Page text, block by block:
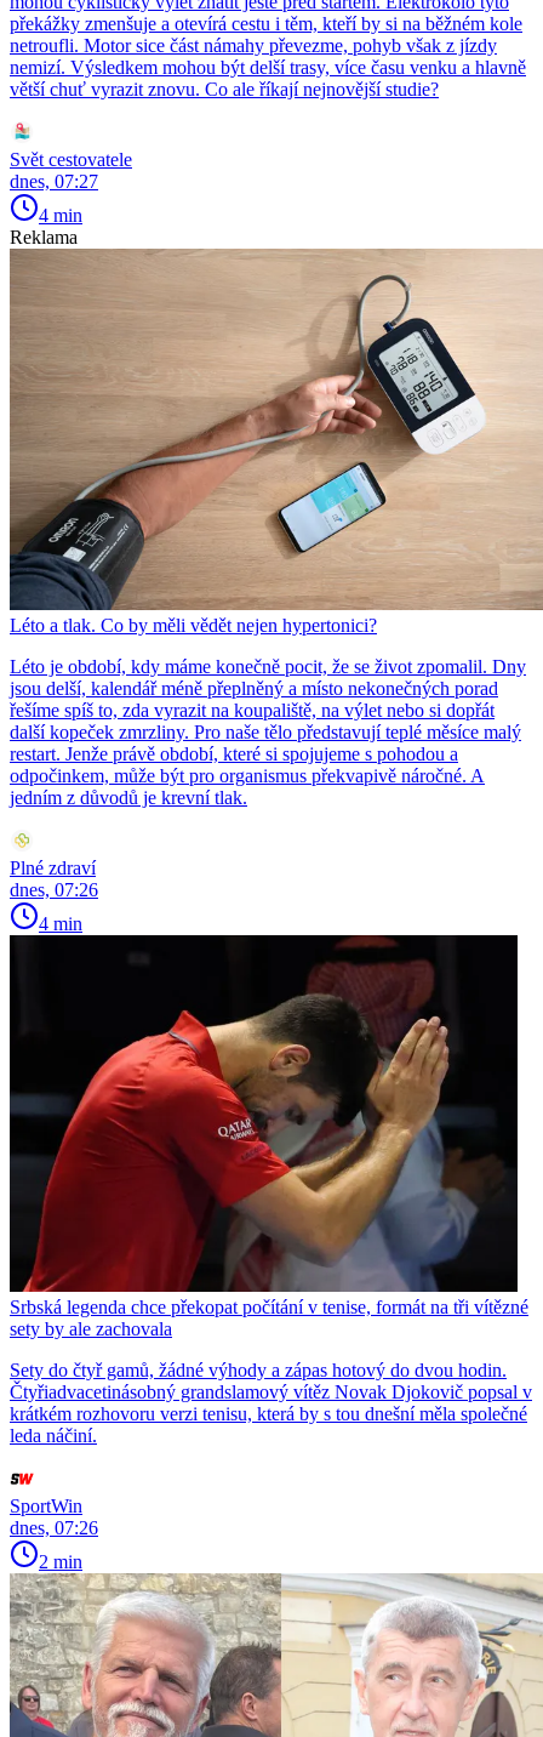
překážky zmenšuje a otevírá cestu i těm, kteří by si na běžném kole
netroufli. Motor sice část námahy převezme, pohyb však z jízdy
nemizí. Výsledkem mohou být delší trasy, více času venku a hlavně
větší chuť vyrazit znovu. Co ale říkají nejnovější studie?
Svět cestovatele
dnes, 07:27
4 min
Reklama
Léto a tlak. Co by měli vědět nejen hypertonici?
Léto je období, kdy máme konečně pocit, že se život zpomalil. Dny
jsou delší, kalendář méně přeplněný a místo nekonečných porad
řešíme spíš to, zda vyrazit na koupaliště, na výlet nebo si dopřát
další kopeček zmrzliny. Pro naše tělo představují teplé měsíce malý
restart. Jenže právě období, které si spojujeme s pohodou a
odpočinkem, může být pro organismus překvapivě náročné. A
jedním z důvodů je krevní tlak.
Plné zdraví
dnes, 07:26
4 min
Srbská legenda chce překopat počítání v tenise, formát na tři vítězné
sety by ale zachovala
Sety do čtyř gamů, žádné výhody a zápas hotový do dvou hodin.
Čtyřiadvacetinásobný grandslamový vítěz Novak Djokovič popsal v
krátkém rozhovoru verzi tenisu, která by s tou dnešní měla společné
leda náčiní.
SportWin
dnes, 07:26
2 min